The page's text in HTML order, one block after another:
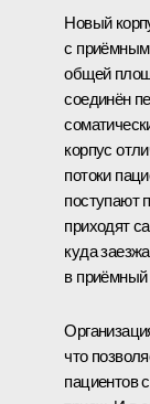
Новый
с приёмным
общей
соединён
корпус
потоки
поступают
приходят
куда
в приёмный
что
пациентов